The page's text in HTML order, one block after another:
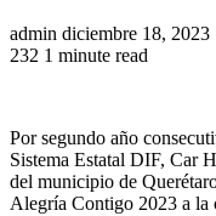
admin Send
an
diciembre 18, 2023
232 1 minute read
Por segundo año
Sistema Estatal DIF, Car
del municipio de
Alegría Contigo 2023 a la